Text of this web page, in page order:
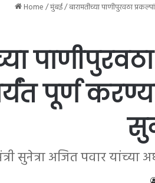
Home/मुंबई/बारामतीच्या पाणीपुरवठा
पूर्ण
सुनेत्रा अजित पवार